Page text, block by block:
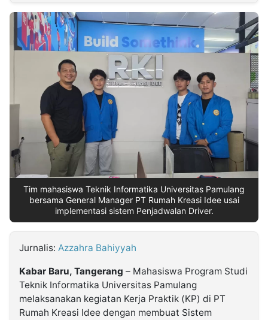
INDONESIA
Partner
Dinamikapost.com
Seedbacklink
Kabarbaru
Kabarbaru.co
Tim mahasiswa Teknik Informatika Universitas Pamulang
bersama General Manager PT Rumah Kreasi Idee usai
implementasi sistem Penjadwalan Driver.
Jurnalis: Azzahra Bahiyyah
Kabar Baru, Tangerang – Mahasiswa Program Studi
Teknik Informatika Universitas Pamulang
melaksanakan kegiatan Kerja Praktik (KP) di PT
Rumah Kreasi Idee dengan membuat Sistem